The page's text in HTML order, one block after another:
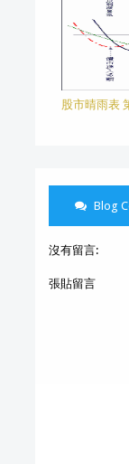
股市晴雨表
Blog
沒有留言:
張貼留言